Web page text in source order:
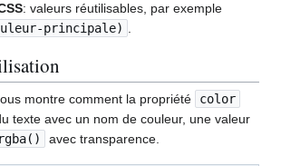
: valeurs réutilisables, par exemple
principale) .
montre comment la propriété
color
texte avec un nom de couleur, une valeur
rgba() avec transparence.